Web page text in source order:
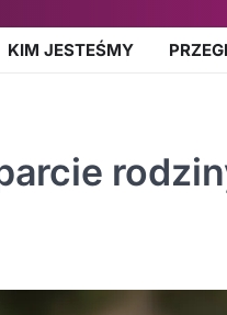
KIM JESTEŚMY